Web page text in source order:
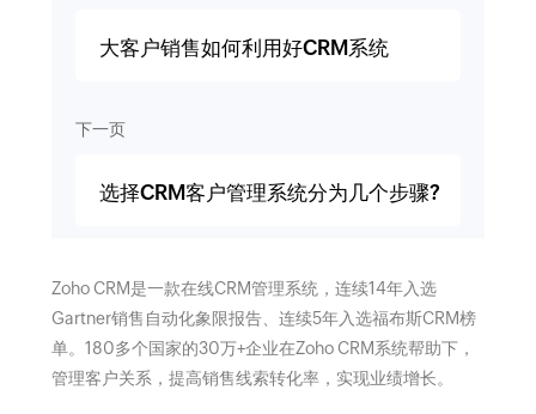
大客户销售如何利用好CRM系统
下一页
选择CRM客户管理系统分为几个步骤?
Zoho CRM是一款在线CRM管理系统，连续14年入选
Gartner销售自动化象限报告、连续5年入选福布斯CRM榜
单。180多个国家的30万+企业在Zoho CRM系统帮助下，
管理客户关系，提高销售线索转化率，实现业绩增长。